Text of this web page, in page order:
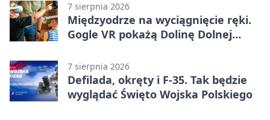
7 sierpnia 2026
Międzyodrze na wyciągnięcie ręki.
Gogle VR pokażą Dolinę Dolnej
7 sierpnia 2026
Defilada, okręty i F-35. Tak będzie
wyglądać Święto Wojska Polskiego